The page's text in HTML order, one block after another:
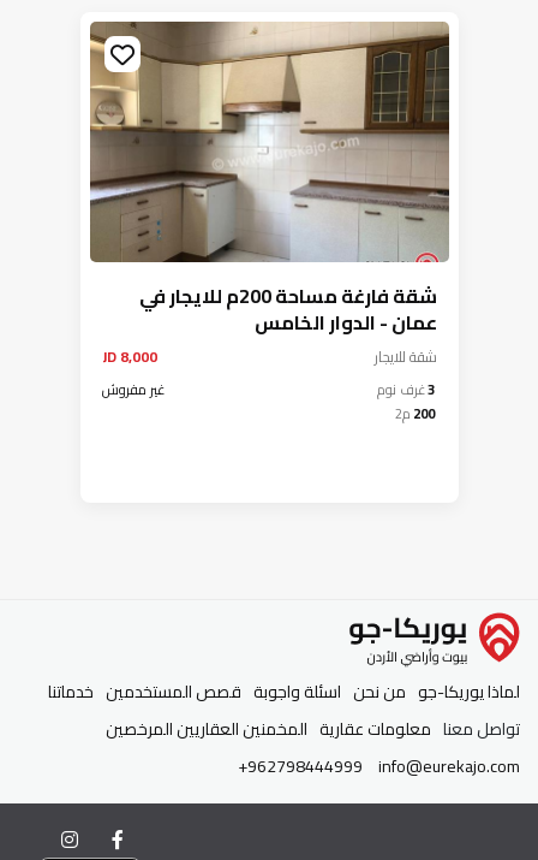
شقة فارغة مساحة 200م للايجار في
عمان - الدوار الخامس
شقةللايجار 8,000 JD
3غرف نوم
غير مفروش
200م2
لماذا يوريكا-جو من نحن اسئلة واجوبة قصص المستخدمين خدماتنا
تواصل معنا معلومات عقارية المخمنين العقاريين المرخصين
info@eurekajo.com
+962798444999